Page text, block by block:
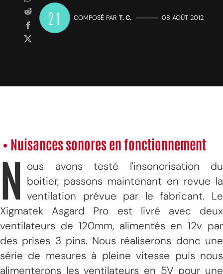
21 COMPOSÉ PAR T. C. ————— 08 AOÛT 2012
• Nuisances sonores en fonctionnement
N ous avons testé l'insonorisation du
boitier, passons maintenant en revue la
ventilation prévue par le fabricant. Le
Xigmatek Asgard Pro est livré avec deux
ventilateurs de 120mm, alimentés en 12v par
des prises 3 pins. Nous réaliserons donc une
série de mesures à pleine vitesse puis nous
alimenterons les ventilateurs en 5V pour une